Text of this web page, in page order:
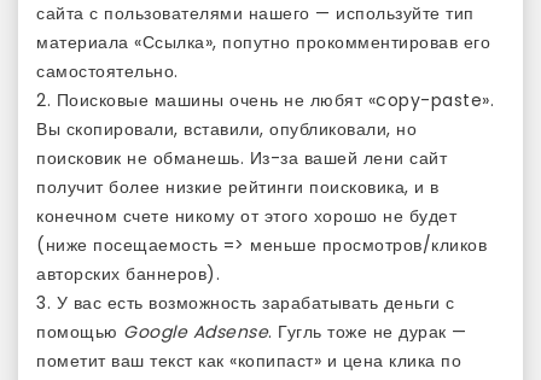
сайта с пользователями нашего — используйте тип
материала «Ссылка», попутно прокомментировав его
самостоятельно.
2. Поисковые машины очень не любят «copy-paste».
Вы скопировали, вставили, опубликовали, но
поисковик не обманешь. Из-за вашей лени сайт
получит более низкие рейтинги поисковика, и в
конечном счете никому от этого хорошо не будет
(ниже посещаемость => меньше просмотров/кликов
авторских баннеров).
3. У вас есть возможность зарабатывать деньги с
помощью Google Adsense. Гугль тоже не дурак —
пометит ваш текст как «копипаст» и цена клика по